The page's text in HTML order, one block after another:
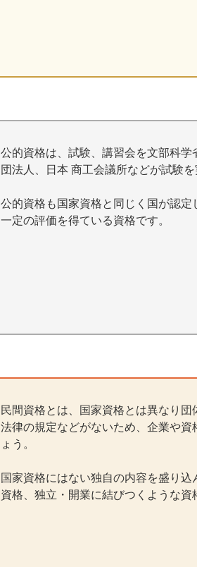
公的資格は、試験、講習会を文部科
団法人、日本 商工会議所などが試験を
公的資格も国家資格と同じく国が認
一定の評価を得ている資格です。
民間資格とは、国家資格とは異なり団
法律の規定などがないため、企業や
ょう。
国家資格にはない独自の内容を盛り
資格、独立・開業に結びつくような資